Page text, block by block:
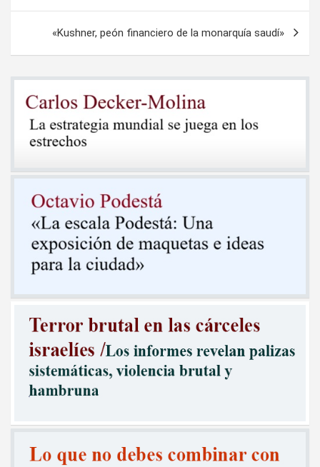
entradas
«Kushner, peón financiero de la monarquía saudí»